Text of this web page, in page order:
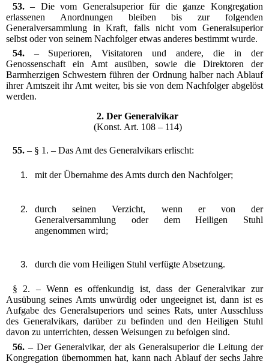
53.– Die vom Generalsuperior für die ganze Kongregation
erlassenen Anordnungen bleiben bis zur folgenden
Generalversammlung in Kraft, falls nicht vom Generalsuperior
selbst oder von seinem Nachfolger etwas anderes bestimmt wurde.
54. – Superioren, Visitatoren und andere, die in der
Genossenschaft ein Amt ausüben, sowie die Direktoren der
Barmherzigen Schwestern führen der Ordnung halber nach Ablauf
ihrer Amtszeit ihr Amt weiter, bis sie von dem Nachfolger abgelöst
werden.
2. Der Generalvikar
(Konst. Art. 108 – 114)
55. – § 1. – Das Amt des Generalvikars erlischt:
mit der Übernahme des Amts durch den Nachfolger;
durch seinen Verzicht, wenn er von der
Generalversammlung oder dem Heiligen Stuhl
angenommen wird;
durch die vom Heiligen Stuhl verfügte Absetzung.
§ 2. – Wenn es offenkundig ist, dass der Generalvikar zur
Ausübung seines Amts unwürdig oder ungeeignet ist, dann ist es
Aufgabe des Generalsuperiors und seines Rats, unter Ausschluss
des Generalvikars, darüber zu befinden und den Heiligen Stuhl
davon zu unterrichten, dessen Weisungen zu befolgen sind.
56. – Der Generalvikar, der als Generalsuperior die Leitung der
Kongregation übernommen hat, kann nach Ablauf der sechs Jahre